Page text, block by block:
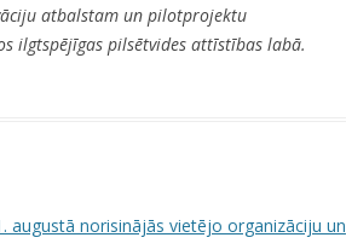
atbalstam un pilotprojektu
ilgtspējīgas pilsētvides attīstības labā.
augustā norisinājās vietējo organizāciju un